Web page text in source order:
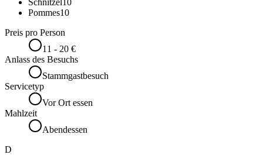
Pommes10
Preis pro Person
11 - 20 €
Anlass des Besuchs
Stammgastbesuch
Servicetyp
Vor Ort essen
Mahlzeit
Abendessen
D